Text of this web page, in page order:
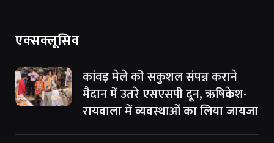
एक्सक्लूसिव
कांवड़ मेले को सकुशल संपन्न कराने
मैदान में उतरे एसएसपी दून, ऋषिकेश-
रायवाला में व्यवस्थाओं का लिया जायजा